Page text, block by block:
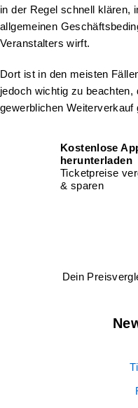
in der Regel schnell klären,
allgemeinen
Veranstalters wirft.
Dort ist in den meisten
jedoch wichtig zu
gewerblichen Weiterverkauf
Kostenlose
herunterladen
Ticketpreise
& sparen
Dein